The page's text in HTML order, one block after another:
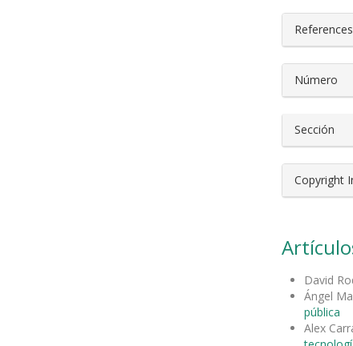
References
Número
Sección
Copyright
David
Ángel
pública
Alex